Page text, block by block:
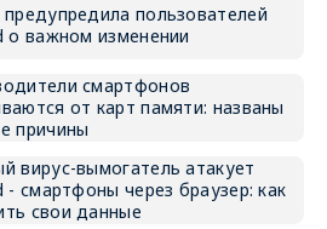
предупредила пользователей
о важном изменении
смартфонов
от карт памяти: названы
причины
вирус-вымогатель атакует
- смартфоны через браузер: как
свои данные